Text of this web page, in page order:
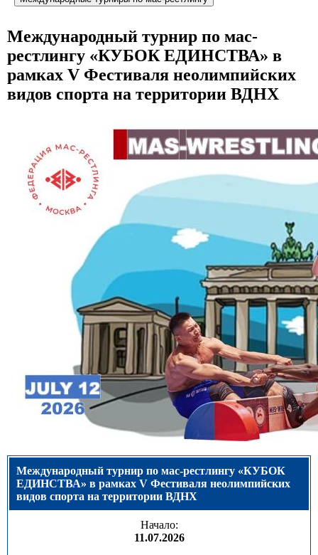
Международный турнир по мас-
рестлингу «КУБОК ЕДИНСТВА» в
рамках V Фестиваля неолимпийских
видов спорта на территории ВДНХ
Международный турнир по мас-рестлингу «КУБОК
ЕДИНСТВА» в рамках V Фестиваля неолимпийских
видов спорта на территории ВДНХ
Начало:
11.07.2026